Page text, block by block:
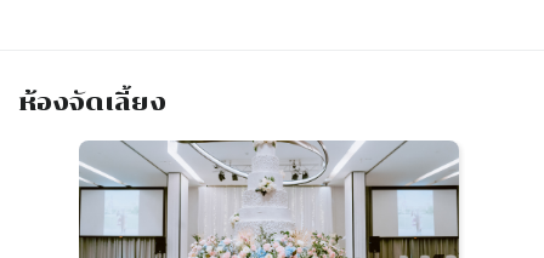
ห้องจัดเลี้ยง
Slide 1 of 2